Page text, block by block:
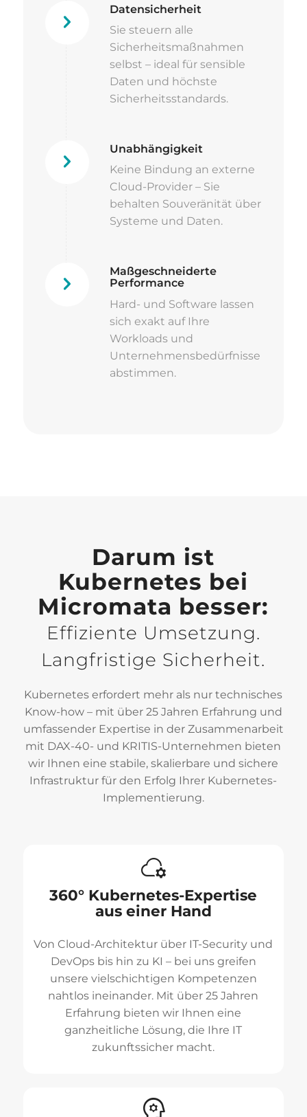
Datensicherheit
Sie steuern alle
Sicherheitsmaßnahmen
selbst – ideal für sensible
Daten und höchste
Sicherheitsstandards.
Unabhängigkeit
Keine Bindung an externe
Cloud-Provider – Sie
behalten Souveränität über
Systeme und Daten.
Maßgeschneiderte
Performance
Hard- und Software lassen
sich exakt auf Ihre
Workloads und
Unternehmensbedürfnisse
abstimmen.
Darum ist
Kubernetes bei
Micromata besser:
Effiziente Umsetzung.
Langfristige Sicherheit.
Kubernetes erfordert mehr als nur technisches
Know-how – mit über 25 Jahren Erfahrung und
umfassender Expertise in der Zusammenarbeit
mit DAX-40- und KRITIS-Unternehmen bieten
wir Ihnen eine stabile, skalierbare und sichere
Infrastruktur für den Erfolg Ihrer Kubernetes-
Implementierung.
360° Kubernetes-Expertise
aus einer Hand
Von Cloud-Architektur über IT-Security und
DevOps bis hin zu KI – bei uns greifen
unsere vielschichtigen Kompetenzen
nahtlos ineinander. Mit über 25 Jahren
Erfahrung bieten wir Ihnen eine
ganzheitliche Lösung, die Ihre IT
zukunftssicher macht.